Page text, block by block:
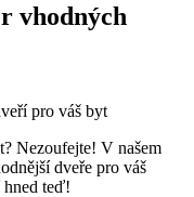
vhodných
Nezoufejte! V našem
dveře pro‌ váš
hned teď!